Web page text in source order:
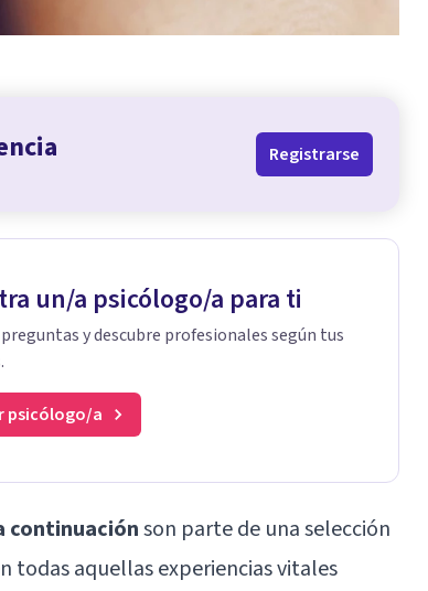
Registrarse
un/a psicólogo/a para ti
y descubre profesionales según tus
psicólogo/a
continuaciónson parte de una selección
todas aquellas experiencias vitales